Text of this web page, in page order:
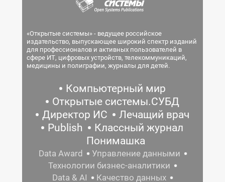
«Открытые системы» - ведущее российское
издательство, выпускающее широкий спектр изданий
для профессионалов и активных пользователей в
сфере ИТ, цифровых устройств, телекоммуникаций,
медицины и полиграфии, журналы для детей.
Компьютерный мир
Открытые системы.СУБД
Директор ИС
Лечащий врач
Publish
Классный журнал
Понимашка
Data Award
Управление данными
Технологии бизнес-аналитики
Data & AI
Качество данных